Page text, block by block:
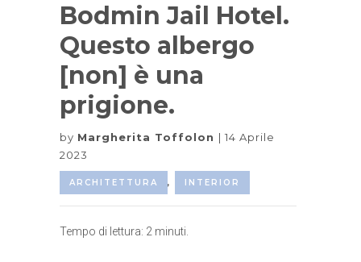
Bodmin Jail Hotel.
Questo albergo
[non] è una
prigione.
by Margherita Toffolon
14 Aprile
2023
ARCHITETTURA , INTERIOR
Tempo di lettura: 2 minuti.